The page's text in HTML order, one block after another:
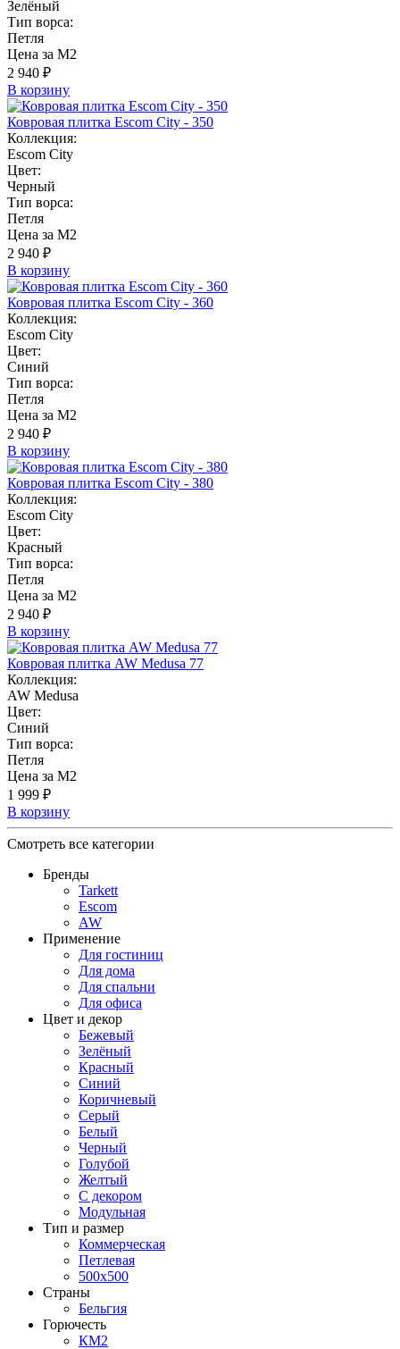
Зелёный
Тип ворса:
Петля
Цена за М2
2 940 ₽
В корзину
Ковровая плитка Escom City - 350
Коллекция:
Escom City
Цвет:
Черный
Тип ворса:
Петля
Цена за М2
2 940 ₽
В корзину
Ковровая плитка Escom City - 360
Коллекция:
Escom City
Цвет:
Синий
Тип ворса:
Петля
Цена за М2
2 940 ₽
В корзину
Ковровая плитка Escom City - 380
Коллекция:
Escom City
Цвет:
Красный
Тип ворса:
Петля
Цена за М2
2 940 ₽
В корзину
Ковровая плитка AW Medusa 77
Коллекция:
AW Medusa
Цвет:
Синий
Тип ворса:
Петля
Цена за М2
1 999 ₽
В корзину
Смотреть все категории
Бренды
Tarkett
Escom
AW
Применение
Для гостиниц
Для дома
Для спальни
Для офиса
Цвет и декор
Бежевый
Зелёный
Красный
Синий
Коричневый
Серый
Белый
Черный
Голубой
Желтый
С декором
Модульная
Тип и размер
Коммерческая
Петлевая
500х500
Страны
Бельгия
Горючесть
КМ2